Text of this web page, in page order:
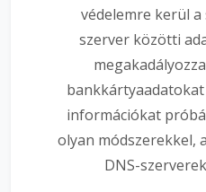
védelemre kerül
szerver közötti
információkat
olyan módszerekkel,
DNS-